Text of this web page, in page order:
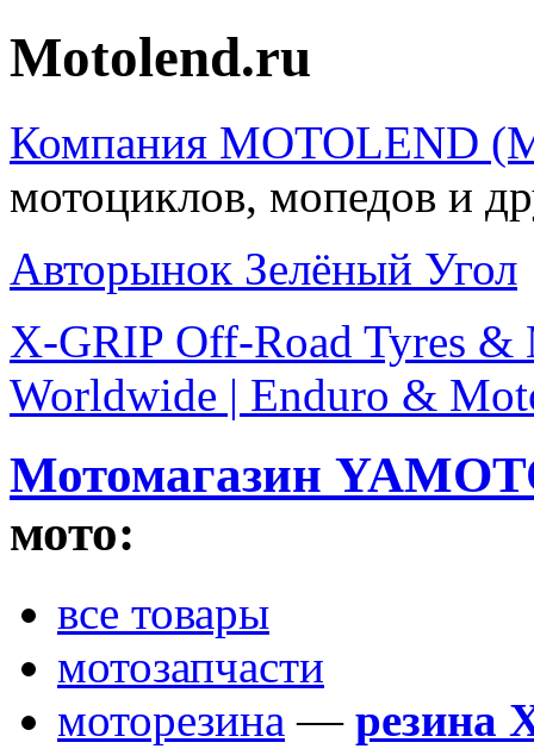
Motolend.ru
Компания MOTOLEND
мотоциклов, мопедов и
Авторынок Зелёный Угол
X-GRIP Off-Road Tyres &
Worldwide | Enduro &
Мотомагазин
мото:
все товары
мотозапчасти
моторезина — резина